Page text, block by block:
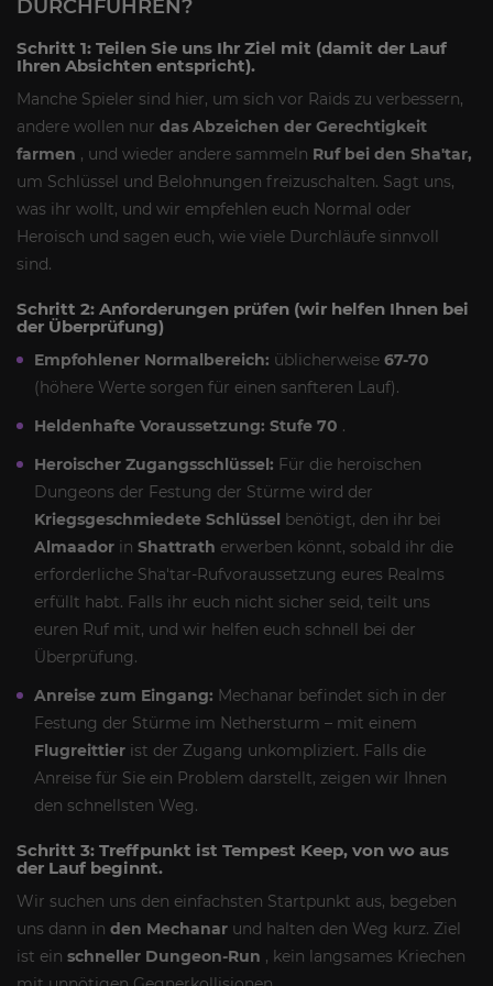
DURCHFÜHREN?
Schritt 1: Teilen Sie uns Ihr Ziel mit (damit der Lauf
Ihren Absichten entspricht).
Manche Spieler sind hier, um sich vor Raids zu verbessern,
andere wollen nur das Abzeichen der Gerechtigkeit
farmen , und wieder andere sammeln Ruf bei den Sha'tar,
um Schlüssel und Belohnungen freizuschalten. Sagt uns,
was ihr wollt, und wir empfehlen euch Normal oder
Heroisch und sagen euch, wie viele Durchläufe sinnvoll
sind.
Schritt 2: Anforderungen prüfen (wir helfen Ihnen bei
der Überprüfung)
Empfohlener Normalbereich: üblicherweise 67-70
(höhere Werte sorgen für einen sanfteren Lauf).
Heldenhafte Voraussetzung: Stufe 70 .
Heroischer Zugangsschlüssel: Für die heroischen
Dungeons der Festung der Stürme wird der
Kriegsgeschmiedete Schlüssel benötigt, den ihr bei
Almaador in Shattrath erwerben könnt, sobald ihr die
erforderliche Sha'tar-Rufvoraussetzung eures Realms
erfüllt habt. Falls ihr euch nicht sicher seid, teilt uns
euren Ruf mit, und wir helfen euch schnell bei der
Überprüfung.
Anreise zum Eingang: Mechanar befindet sich in der
Festung der Stürme im Nethersturm – mit einem
Flugreittier ist der Zugang unkompliziert. Falls die
Anreise für Sie ein Problem darstellt, zeigen wir Ihnen
den schnellsten Weg.
Schritt 3: Treffpunkt ist Tempest Keep, von wo aus
der Lauf beginnt.
Wir suchen uns den einfachsten Startpunkt aus, begeben
uns dann in den Mechanar und halten den Weg kurz. Ziel
ist ein schneller Dungeon-Run , kein langsames Kriechen